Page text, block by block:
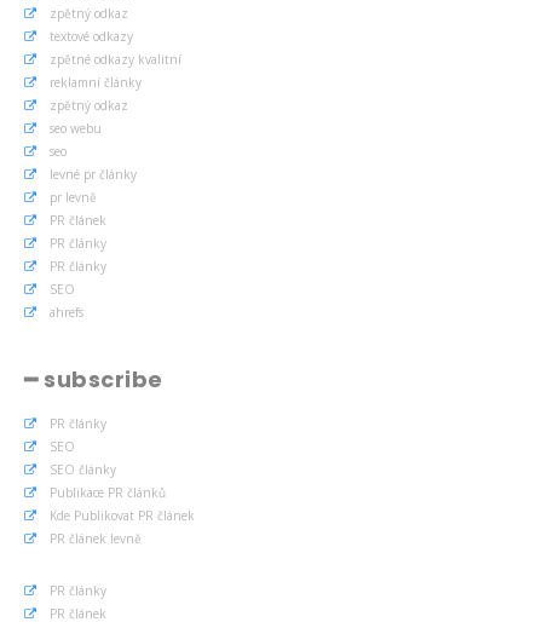
zpětný odkaz
textové odkazy
zpětné odkazy kvalitní
reklamní články
zpětný odkaz
seo webu
seo
levné pr články
pr levně
PR článek
PR články
PR články
SEO
ahrefs
━ subscribe
PR články
SEO
SEO články
Publikace PR článků
Kde Publikovat PR článek
PR článek levně
PR články
PR článek